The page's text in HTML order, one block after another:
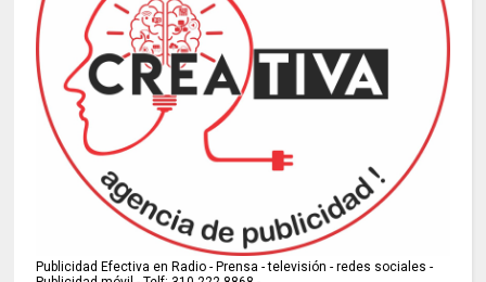
Publicidad Efectiva en Radio - Prensa - televisión - redes sociales -